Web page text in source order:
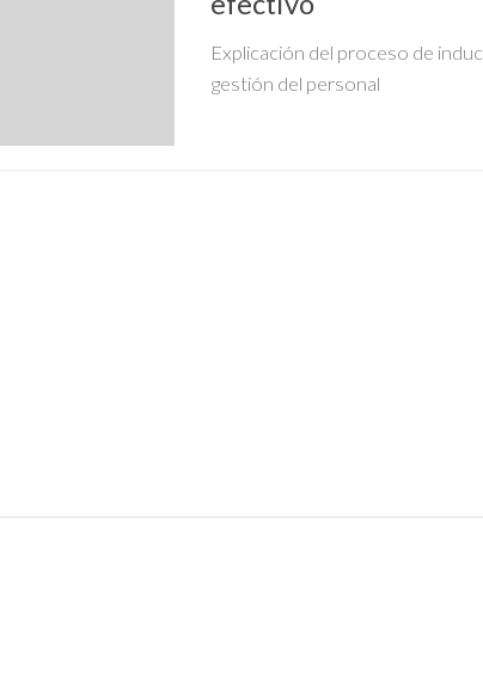
Explicación del proceso de
gestión del personal